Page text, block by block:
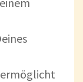
ermöglicht